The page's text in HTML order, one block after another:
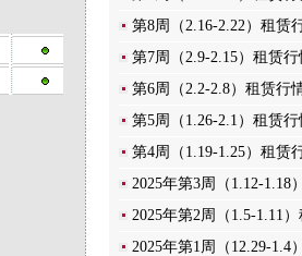
第8周（2.16-2.22）租赁
第7周（2.9-2.15）租赁行
第6周（2.2-2.8）租赁行
第5周（1.26-2.1）租赁行
第4周（1.19-1.25）租赁
2025年第3周（1.12-1.18
2025年第2周（1.5-1.11
2025年第1周（12.29-1.4